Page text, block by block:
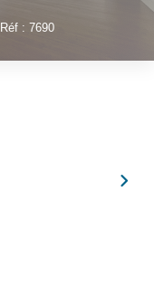
Réf : 7690